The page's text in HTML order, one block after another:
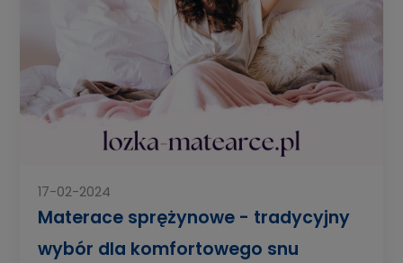
17-02-2024
Materace sprężynowe - tradycyjny
wybór dla komfortowego snu